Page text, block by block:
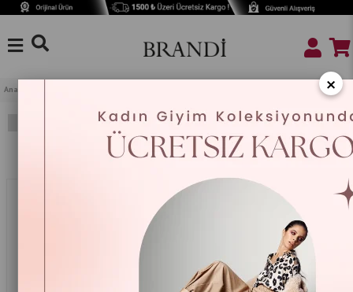
Anasayfa
Filtreleme Sıralama
×